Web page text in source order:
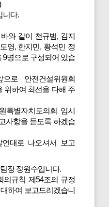
니다.
와 같이 천규범, 김지
영, 한지민, 황석민 정
9명으로 구성되어 있습
로 안전건설위원회
위하여 최선을 다해 주
특별자치도의회 임시
사항을 듣도록 하겠습
대로 나오셔서 보고
장 정원수입니다.
의규칙 제54조의 규정
하여 보고드리겠습니